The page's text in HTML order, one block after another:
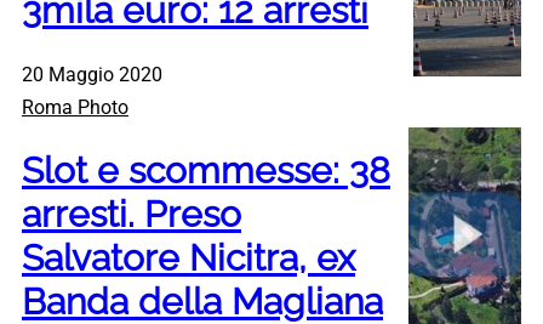
3mila euro: 12 arresti
20 Maggio 2020
Roma Photo
Slot e scommesse: 38
arresti. Preso
Salvatore Nicitra, ex
Banda della Magliana